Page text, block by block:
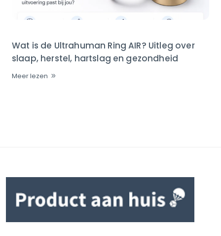
Wat is de Ultrahuman Ring AIR? Uitleg over
slaap, herstel, hartslag en gezondheid
Meer lezen